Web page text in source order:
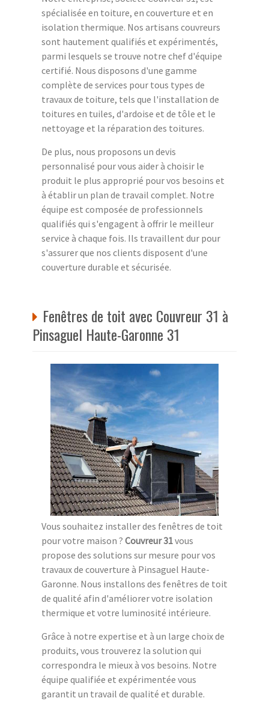
spécialisée en toiture, en couverture et en
isolation thermique. Nos artisans couvreurs
sont hautement qualifiés et expérimentés,
parmi lesquels se trouve notre chef d'équipe
certifié. Nous disposons d'une gamme
complète de services pour tous types de
travaux de toiture, tels que l'installation de
toitures en tuiles, d'ardoise et de tôle et le
nettoyage et la réparation des toitures.
De plus, nous proposons un devis
personnalisé pour vous aider à choisir le
produit le plus approprié pour vos besoins et
à établir un plan de travail complet. Notre
équipe est composée de professionnels
qualifiés qui s'engagent à offrir le meilleur
service à chaque fois. Ils travaillent dur pour
s'assurer que nos clients disposent d'une
couverture durable et sécurisée.
Fenêtres de toit avec Couvreur 31 à
Pinsaguel Haute-Garonne 31
Vous souhaitez installer des fenêtres de toit
pour votre maison ? Couvreur 31vous
propose des solutions sur mesure pour vos
travaux de couverture à Pinsaguel Haute-
Garonne. Nous installons des fenêtres de toit
de qualité afin d'améliorer votre isolation
thermique et votre luminosité intérieure.
Grâce à notre expertise et à un large choix de
produits, vous trouverez la solution qui
correspondra le mieux à vos besoins. Notre
équipe qualifiée et expérimentée vous
garantit un travail de qualité et durable.